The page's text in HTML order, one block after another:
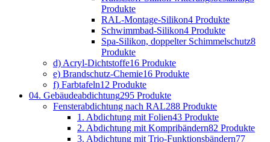
Produkte
RAL-Montage-Silikon4 Produkte
Schwimmbad-Silikon4 Produkte
Spa-Silikon, doppelter Schimmelschutz8
Produkte
d) Acryl-Dichtstoffe16 Produkte
e) Brandschutz-Chemie16 Produkte
f) Farbtafeln12 Produkte
04. Gebäudeabdichtung295 Produkte
Fensterabdichtung nach RAL288 Produkte
1. Abdichtung mit Folien43 Produkte
2. Abdichtung mit Kompribändern82 Produkte
3. Abdichtung mit Trio-Funktionsbändern77